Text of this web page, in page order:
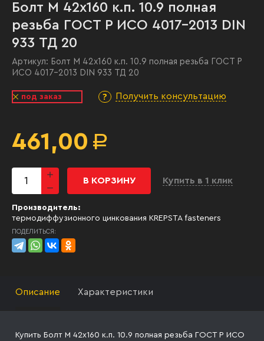
Болт М 42х160 к.п. 10.9 полная
резьба ГОСТ Р ИСО 4017-2013 DIN
933 ТД 20
Артикул: Болт М 42х160 к.п. 10.9 полная резьба ГОСТ Р
ИСО 4017-2013 DIN 933 ТД 20
под заказ Получить консультацию
461,00 Р
В КОРЗИНУ Купить в 1 клик
Производитель:
термодиффузионного цинкования KREPSTA fasteners
ПОДЕЛИТЬСЯ:
Описание Характеристики
Купить Болт М 42х160 к.п. 10.9 полная резьба ГОСТ Р ИСО